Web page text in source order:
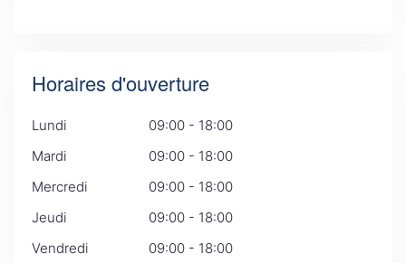
Horaires d'ouverture
Lundi
09:00 - 18:00
Mardi
09:00 - 18:00
Mercredi
09:00 - 18:00
Jeudi
09:00 - 18:00
Vendredi
09:00 - 18:00